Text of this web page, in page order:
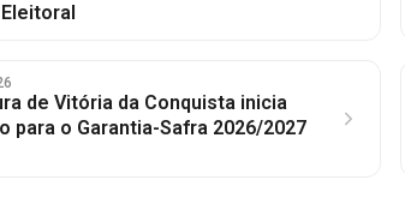
de Vitória da Conquista inicia
para o Garantia-Safra 2026/2027